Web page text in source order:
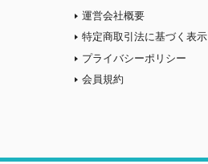
運営会社概要
特定商取引法に基づく表示
プライバシーポリシー
会員規約